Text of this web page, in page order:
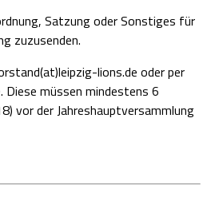
Satzung oder Sonstiges für
zuzusenden.
lions.de oder per
Diese müssen mindestens 6
vor der Jahreshauptversammlung